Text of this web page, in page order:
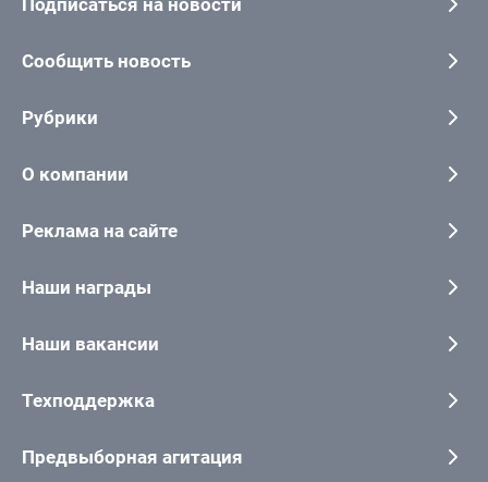
Подписаться на новости
Сообщить новость
Рубрики
О компании
Реклама на сайте
Наши награды
Наши вакансии
Техподдержка
Предвыборная агитация